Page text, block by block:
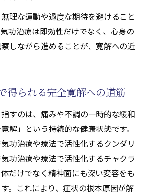
ルニア痛解放のための施術メカニ
治療や療法で活性化するクンダリ
が慢性痛に与える変化
本軽減につながる理由
治療の施術で期待できる寛解の実
かうスピリチュアルヒーリングの
治療による椎間板ヘルニア寛解体
理な運動や過度な期待を避けること
功治療は即効性だけでなく、心身の
しながら進めることが、寛解への近
得られる完全寛解への道筋
すのは、痛みや不調の一時的な緩和
解」という持続的な健康状態です。
功治療や療法で活性化するクンダリ
功治療や療法で活性化するチャクラ
だけでなく精神面にも深い変容をも
。これにより、症状の根本原因が解